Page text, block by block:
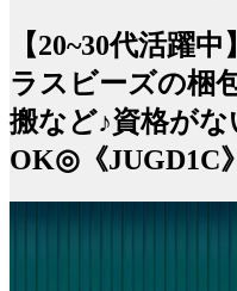
【20~30代活躍
ラスビーズの梱
搬など♪資格が
OK◎《JUGD1C》